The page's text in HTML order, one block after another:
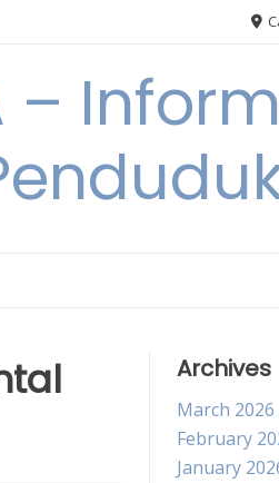
–
Archives
March 2026
February
January